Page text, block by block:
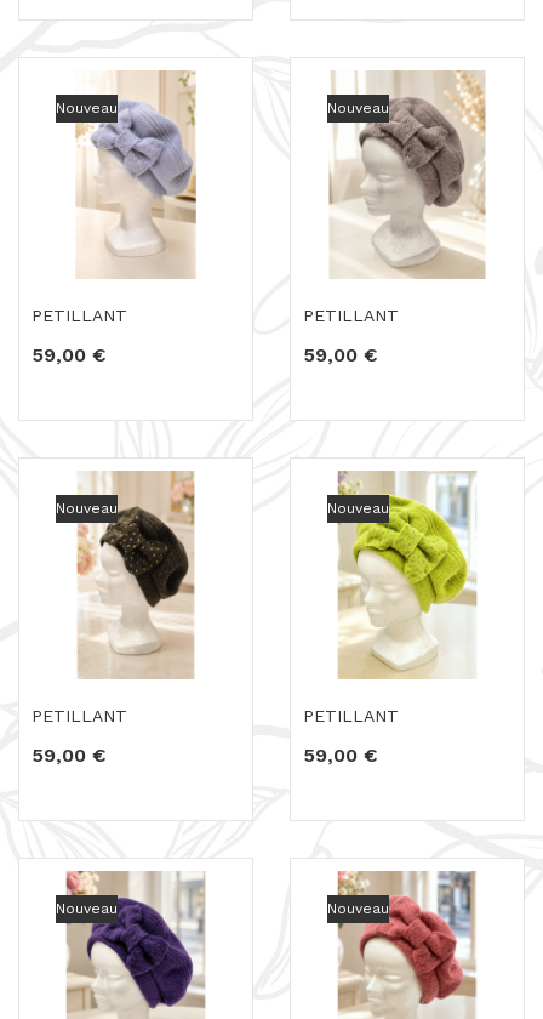
Nouveau
PETILLANT
59,00 €
Nouveau
PETILLANT
59,00 €
Nouveau
PETILLANT
59,00 €
Nouveau
PETILLANT
59,00 €
Nouveau Nouveau